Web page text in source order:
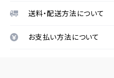
送料・配送方法について
お支払い方法について